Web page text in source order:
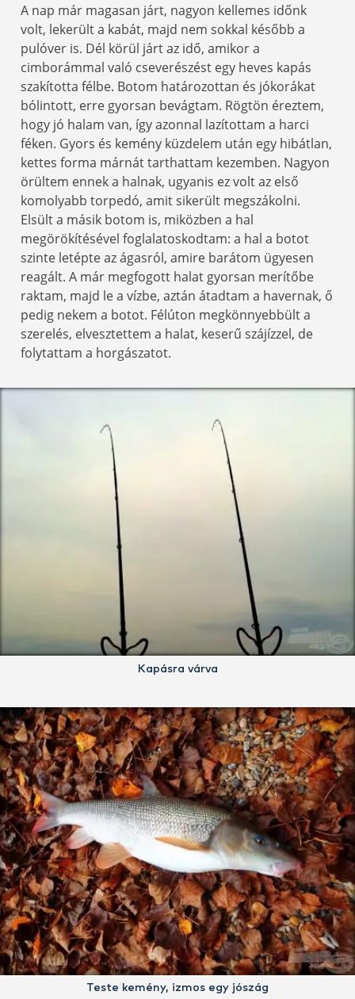
A nap már magasan járt, nagyon kellemes időnk
volt, lekerült a kabát, majd nem sokkal később a
pulóver is. Dél körül járt az idő, amikor a
cimborámmal való cseverészést egy heves kapás
szakította félbe. Botom határozottan és jókorákat
bólintott, erre gyorsan bevágtam. Rögtön éreztem,
hogy jó halam van, így azonnal lazítottam a harci
féken. Gyors és kemény küzdelem után egy hibátlan,
kettes forma márnát tarthattam kezemben. Nagyon
örültem ennek a halnak, ugyanis ez volt az első
komolyabb torpedó, amit sikerült megszákolni.
Elsült a másik botom is, miközben a hal
megörökítésével foglalatoskodtam: a hal a botot
szinte letépte az ágasról, amire barátom ügyesen
reagált. A már megfogott halat gyorsan merítőbe
raktam, majd le a vízbe, aztán átadtam a havernak, ő
pedig nekem a botot. Félúton megkönnyebbült a
szerelés, elvesztettem a halat, keserű szájízzel, de
folytattam a horgászatot.
Kapásra várva
Teste kemény, izmos egy jószág